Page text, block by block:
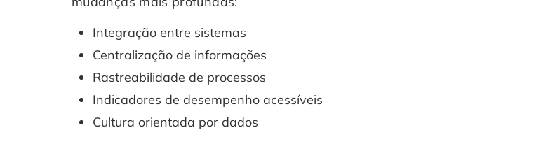
Integração entre sistemas
Centralização de informações
Rastreabilidade de processos
Indicadores de desempenho acessíveis
Cultura orientada por dados